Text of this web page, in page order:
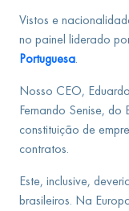
Vistos e
no painel liderado
Portuguesa.
Nosso CEO,
Fernando Senise, do
constituição de
contratos.
Este, inclusive,
brasileiros. Na